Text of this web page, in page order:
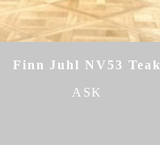
Finn Juhl NV53 Teak
ASK